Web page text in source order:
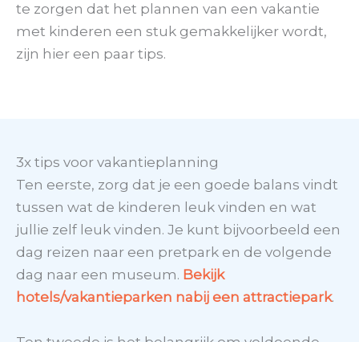
te zorgen dat het plannen van een vakantie
met kinderen een stuk gemakkelijker wordt,
zijn hier een paar tips.
3x tips voor vakantieplanning
Ten eerste, zorg dat je een goede balans vindt
tussen wat de kinderen leuk vinden en wat
jullie zelf leuk vinden. Je kunt bijvoorbeeld een
dag reizen naar een pretpark en de volgende
dag naar een museum. Bekijk
hotels/vakantieparken nabij een attractiepark.